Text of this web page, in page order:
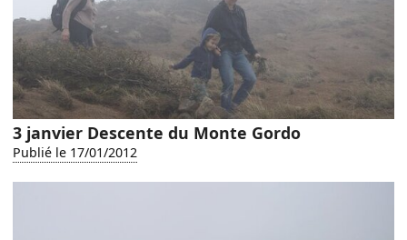
3 janvier Descente du Monte Gordo
Publié le 17/01/2012